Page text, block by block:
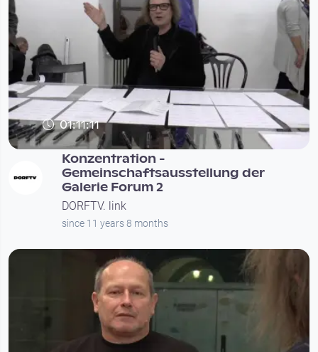
01:11:11
Konzentration -
Gemeinschaftsausstellung der
Galerie Forum 2
DORFTV. link
since 11 years 8 months